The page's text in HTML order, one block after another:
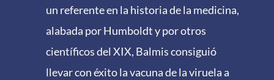
un referente en la historia de la medicina,
alabada por Humboldt y por otros
científicos del XIX, Balmis consiguió
llevar con éxito la vacuna de la viruela a